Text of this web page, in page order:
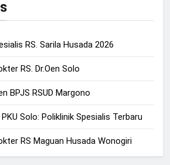
RS. Sarila Husada 2026
RS. Dr.Oen Solo
BPJS RSUD Margono
Solo: Poliklinik Spesialis Terbaru
RS Maguan Husada Wonogiri